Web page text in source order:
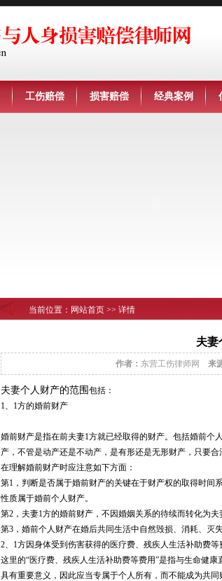
工伤赔偿 损害赔偿 经典案例
当前位置： 网站首页 >> 详情
夫妻
作者： 东营工伤律师网 来
夫妻个人财产的范围包括：
1、1方的婚前财产
婚前财产是指在前夫妻1方就已经取得的财产。包括婚前个
产，不管是动产还是不动产，是有形还是无形财产，只要合
在理解婚前财产时应注意如下方面：
第1，判断是否属于婚前财产的关键在于财产权的取得时间
性质属于婚前个人财产。
第2，夫妻1方的婚前财产，不因婚姻关系的待续而转化为夫
第3，婚前个人财产在婚后共同生活中自然毁损、消耗、灭
2、1方因身体受到伤害获得的医疗费、残疾人生活补助费等
这里的“医疗费、残疾人生活补助费等费用”是指与生命健
具有重要意义，因此应当专属于个人所有，而不能成为共